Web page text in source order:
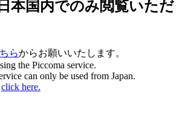
本国内でのみ閲覧いただ
らからお願いいたします。
the Piccoma service.
can only be used from Japan.
click here.